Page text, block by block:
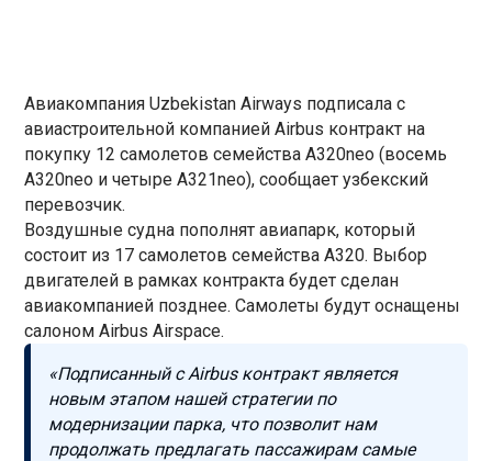
Авиакомпания Uzbekistan Airways подписала с
авиастроительной компанией Airbus контракт на
покупку 12 самолетов семейства А320neo (восемь
A320neo и четыре A321neo), сообщает узбекский
перевозчик.
Воздушные судна пополнят авиапарк, который
состоит из 17 самолетов семейства А320. Выбор
двигателей в рамках контракта будет сделан
авиакомпанией позднее. Самолеты будут оснащены
салоном Airbus Airspace.
«Подписанный с Airbus контракт является
новым этапом нашей стратегии по
модернизации парка, что позволит нам
продолжать предлагать пассажирам самые